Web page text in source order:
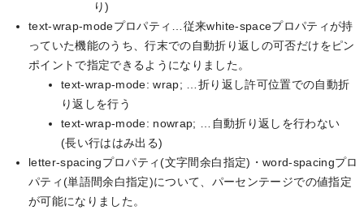
り)
text-wrap-modeプロパティ…従来white-spaceプロパティが持
っていた機能のうち、行末での自動折り返しの可否だけをピン
ポイントで指定できるようになりました。
text-wrap-mode: wrap; …折り返し許可位置での自動折
り返しを行う
text-wrap-mode: nowrap; …自動折り返しを行わない
(長い行ははみ出る)
letter-spacingプロパティ(文字間余白指定)・word-spacingプロ
パティ(単語間余白指定)について、パーセンテージでの値指定
が可能になりました。